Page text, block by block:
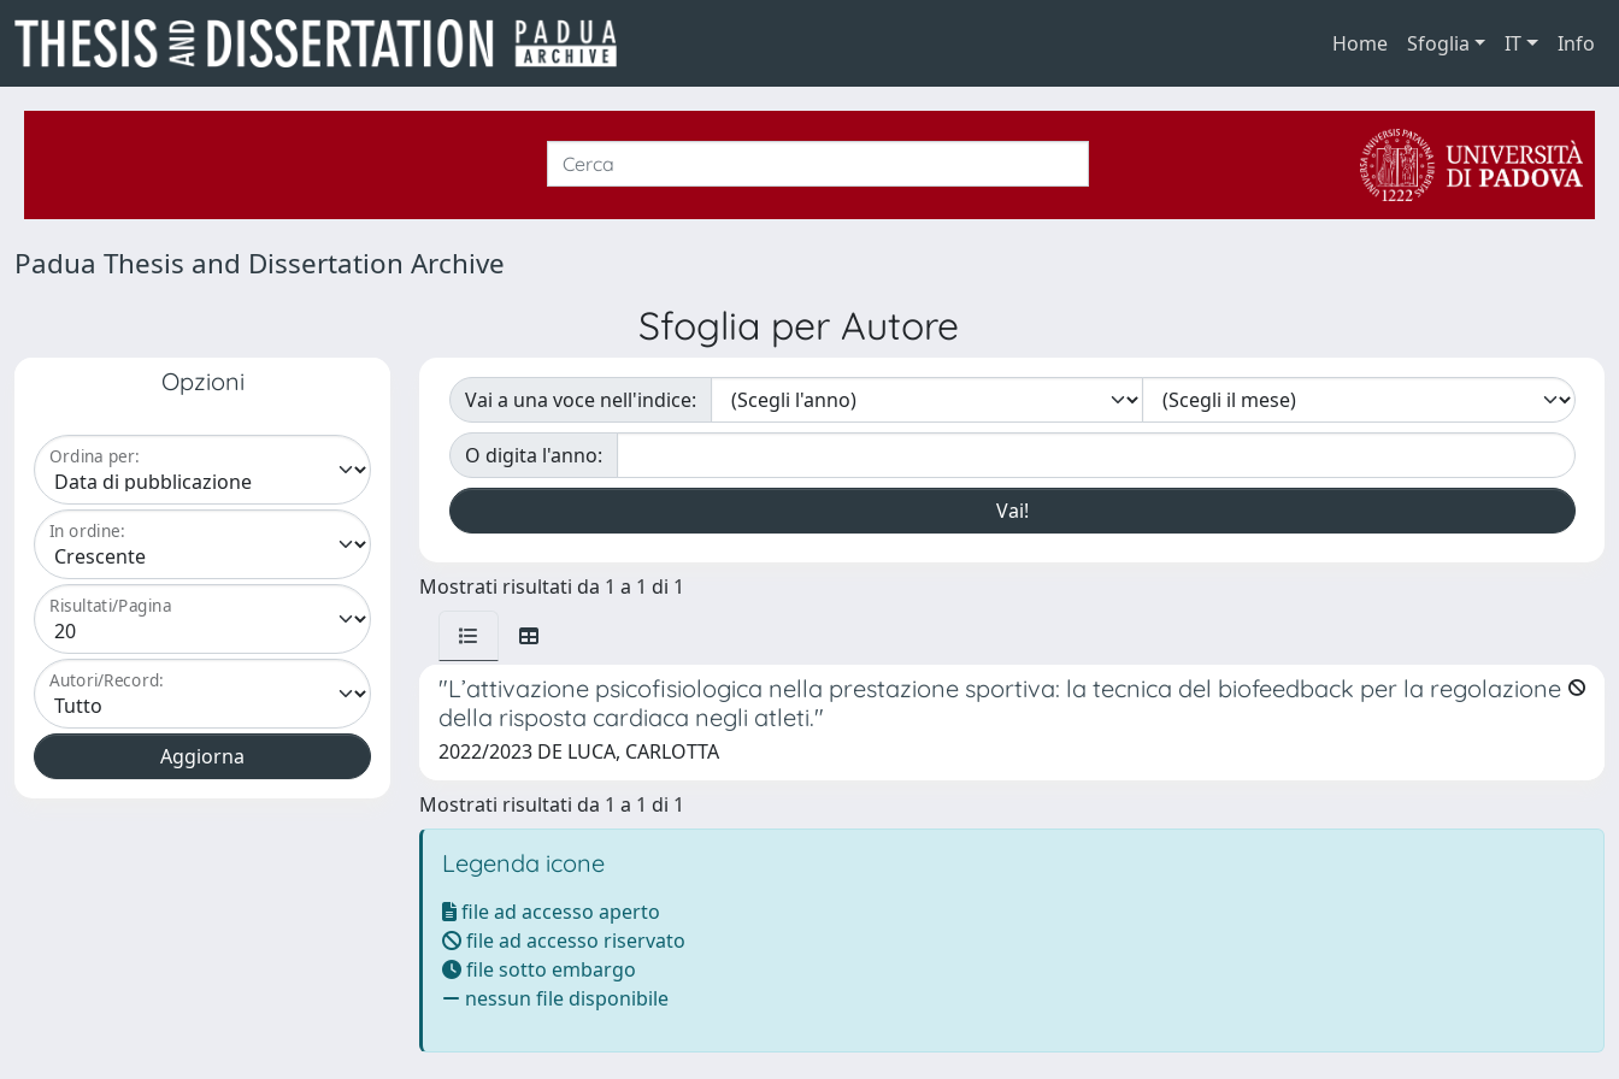
Home Sfoglia IT Info
Padua Thesis and Dissertation Archive
Sfoglia per Autore
Opzioni
Ordina per:
In ordine:
Risultati/Pagina
Autori/Record:
Vai a una voce nell'indice:
O digita l'anno:
Mostrati risultati da 1 a 1 di 1
"L’attivazione psicofisiologica nella prestazione sportiva: la tecnica del biofeedback per la regolazione
della risposta cardiaca negli atleti."
2022/2023 DE LUCA, CARLOTTA
Mostrati risultati da 1 a 1 di 1
Legenda icone
file ad accesso aperto
file ad accesso riservato
file sotto embargo
nessun file disponibile